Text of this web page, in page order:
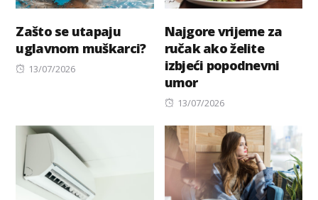
Zašto se utapaju
uglavnom muškarci?
Posted
13/07/2026
Najgore vrijeme za
ručak ako želite
izbjeći popodnevni
umor
Posted
13/07/2026